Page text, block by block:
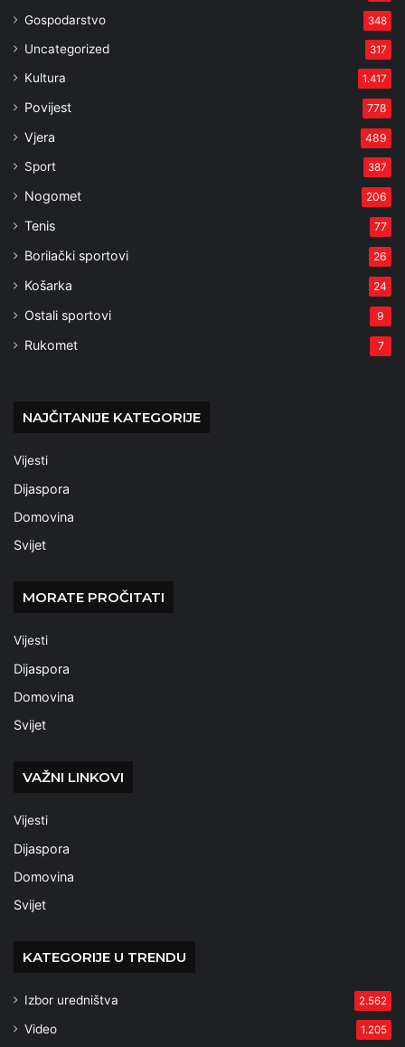
Gospodarstvo 348
Uncategorized 317
Kultura 1.417
Povijest 778
Vjera 489
Sport 387
Nogomet 206
Tenis 77
Borilački sportovi 26
Košarka 24
Ostali sportovi 9
Rukomet 7
NAJČITANIJE KATEGORIJE
Vijesti
Dijaspora
Domovina
Svijet
MORATE PROČITATI
Vijesti
Dijaspora
Domovina
Svijet
VAŽNI LINKOVI
Vijesti
Dijaspora
Domovina
Svijet
KATEGORIJE U TRENDU
Izbor uredništva 2.562
Video 1.205